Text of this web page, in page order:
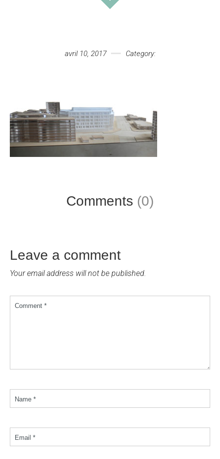
avril 10, 2017 Category:
Comments (0)
Leave a comment
Your email address will not be published.
Comment *
Name *
Email *